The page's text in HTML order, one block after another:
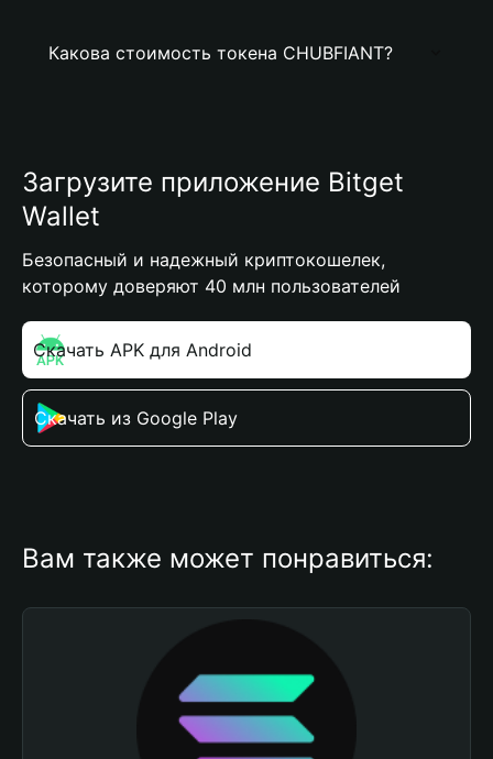
Какова стоимость токена CHUBFIANT?
Загрузите приложение Bitget
Wallet
Безопасный и надежный криптокошелек,
которому доверяют 40 млн пользователей
Скачать APK для Android
Скачать из Google Play
Вам также может понравиться: